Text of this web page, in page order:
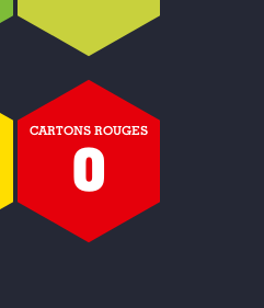
CARTONS ROUGES
0